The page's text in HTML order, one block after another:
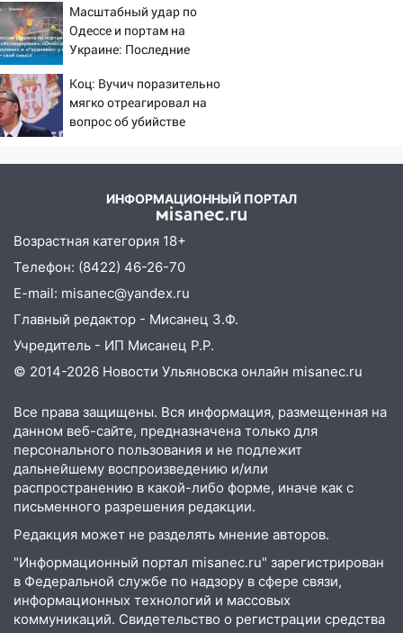
на улице Любови Шевцовой рухнул
светофор
14:14
мошенники под видом преподавателя
14:12
Куда жаловаться ульяновцам на
упавшее дерево или затопленную улицу
после непогоды
В Новом городе ураганным
ветром сорвало опалубку со
строящегося дома
13:54 В мэрии Ульяновска рассказали,
как устраняют последствия мощного
шторма
13:49 Стихия продолжает крушить
Ульяновск: дерево рухнуло на дом на
Орджоникидзе
13:47 На Нижней Террасе мощным
ветром вырвало дерево с корнем
13:46 Сильный ветер сорвал крышу с
СТО на проспекте Созидателей
13:35 Непогода продолжает бить по
транспорту: в Ульяновске трамвай
сошёл с рельсов
13:22 Упавшие деревья перекрыли
дороги в Ульяновске: фото
Масштабный удар по
Одессе и портам на
Украине: Последние
ударах России 9 августа
2026 года
Коц: Вучич поразительно
мягко отреагировал на
вопрос об убийстве
ИНФОРМАЦИОННЫЙ ПОРТАЛ
Возрастная категория 18+
Телефон: (8422) 46-26-70
E-mail: misanec@yandex.ru
Главный редактор - Мисанец З.Ф.
Учредитель - ИП Мисанец Р.Р.
© 2014-2026 Новости Ульяновска онлайн misanec.ru
Все права защищены. Вся информация, размещенная на
данном веб-сайте, предназначена только для
персонального пользования и не подлежит
дальнейшему воспроизведению и/или
распространению в какой-либо форме, иначе как с
письменного разрешения редакции.
Редакция может не разделять мнение авторов.
"Информационный портал misanec.ru" зарегистрирован
в Федеральной службе по надзору в сфере связи,
информационных технологий и массовых
коммуникаций. Свидетельство о регистрации средства